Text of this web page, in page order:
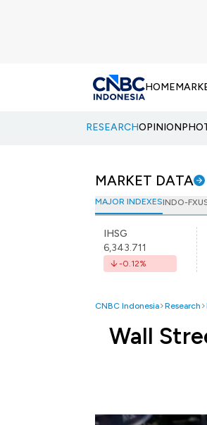
HOME
RESEARCHOPINION
MARKET DATA
MAJOR INDEXESINDO-FX
IHSG
6,343.711
-0.12%
CNBC Indonesia Research
Wall